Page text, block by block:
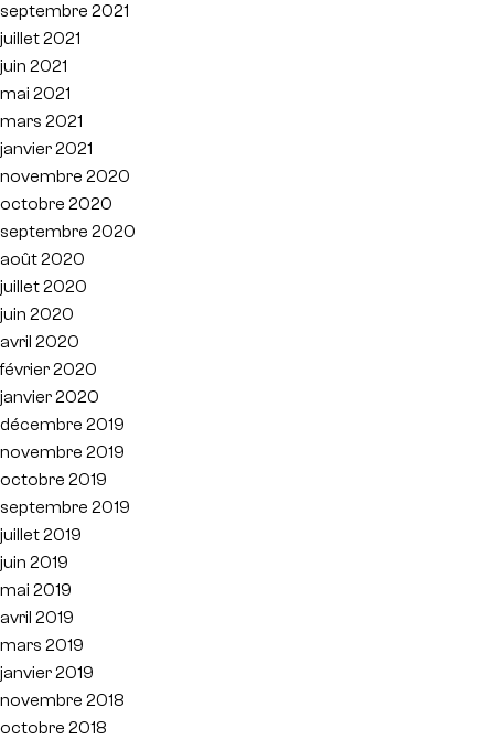
septembre 2021
juillet 2021
juin 2021
mai 2021
mars 2021
janvier 2021
novembre 2020
octobre 2020
septembre 2020
août 2020
juillet 2020
juin 2020
avril 2020
février 2020
janvier 2020
décembre 2019
novembre 2019
octobre 2019
septembre 2019
juillet 2019
juin 2019
mai 2019
avril 2019
mars 2019
janvier 2019
novembre 2018
octobre 2018